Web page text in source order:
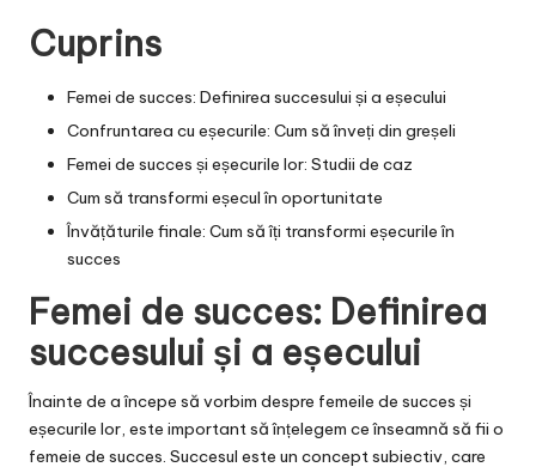
Cuprins
Femei de succes: Definirea succesului și a eșecului
Confruntarea cu eșecurile: Cum să înveți din greșeli
Femei de succes și eșecurile lor: Studii de caz
Cum să transformi eșecul în oportunitate
Învățăturile finale: Cum să îți transformi eșecurile în
succes
Femei de succes: Definirea
succesului și a eșecului
Înainte de a începe să vorbim despre femeile de succes și
eșecurile lor, este important să înțelegem ce înseamnă să fii o
femeie de succes. Succesul este un concept subiectiv, care